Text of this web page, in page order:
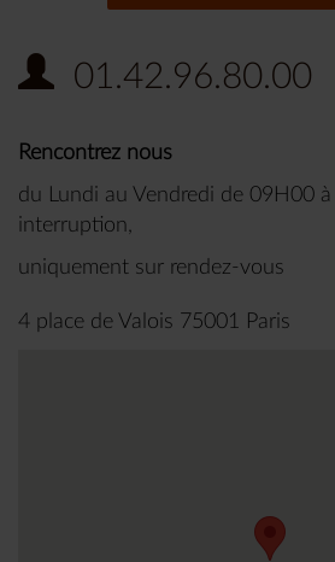
01.42.96.80.00
Rencontrez nous
du Lundi au Vendredi de 09H00
interruption,
uniquement sur rendez-vous
4 place de Valois 75001 Paris